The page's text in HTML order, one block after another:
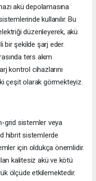
akü depolamasına
kullanılır. Bu
düzenleyerek, akü
bir şekilde şarj eder.
ters akım
kontrol cihazlarını
çeşit olarak görmekteyiz.
grid sistemler veya
hibrit sistemlerde
için oldukça önemlidir.
kalitesiz akü ve kötü
ölçüde etkilemektedir.